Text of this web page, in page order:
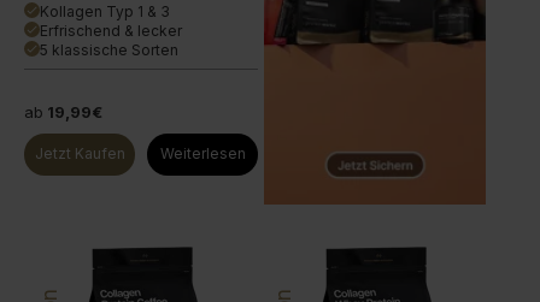
done Kollagen Typ 1 & 3
done Erfrischend & lecker
done 5 klassische Sorten
ab 19,99€
Jetzt Kaufen Weiterlesen